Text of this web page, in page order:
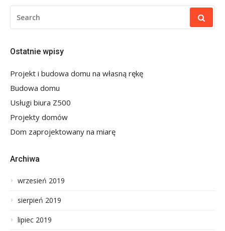
FOR:
Ostatnie wpisy
Projekt i budowa domu na własną rękę
Budowa domu
Usługi biura Z500
Projekty domów
Dom zaprojektowany na miarę
Archiwa
wrzesień 2019
sierpień 2019
lipiec 2019